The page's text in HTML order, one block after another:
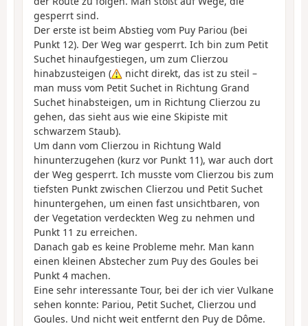
gesperrt sind.
Der erste ist beim Abstieg vom Puy Pariou (bei
Punkt 12). Der Weg war gesperrt. Ich bin zum Petit
Suchet hinaufgestiegen, um zum Clierzou
hinabzusteigen (
nicht direkt, das ist zu steil –
man muss vom Petit Suchet in Richtung Grand
Suchet hinabsteigen, um in Richtung Clierzou zu
gehen, das sieht aus wie eine Skipiste mit
schwarzem Staub).
Um dann vom Clierzou in Richtung Wald
hinunterzugehen (kurz vor Punkt 11), war auch dort
der Weg gesperrt. Ich musste vom Clierzou bis zum
tiefsten Punkt zwischen Clierzou und Petit Suchet
hinuntergehen, um einen fast unsichtbaren, von
der Vegetation verdeckten Weg zu nehmen und
Punkt 11 zu erreichen.
Danach gab es keine Probleme mehr. Man kann
einen kleinen Abstecher zum Puy des Goules bei
Punkt 4 machen.
Eine sehr interessante Tour, bei der ich vier Vulkane
sehen konnte: Pariou, Petit Suchet, Clierzou und
Goules. Und nicht weit entfernt den Puy de Dôme.